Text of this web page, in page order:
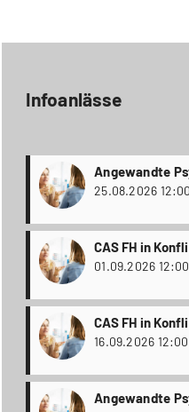
Infoanlässe
Angewandte
CAS FH in
Mediation
CAS FH in
Mediation
Angewandte